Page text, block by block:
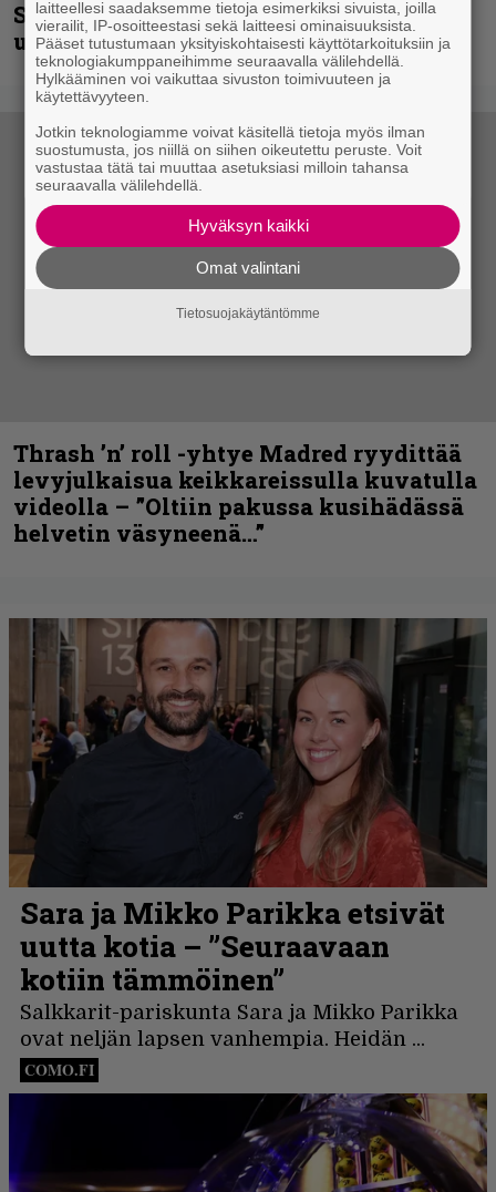
Shining hyppäsi keskelle kinoksia
uudella videollaan
Thrash ’n’ roll -yhtye Madred ryydittää
levyjulkaisua keikkareissulla kuvatulla
videolla – ”Oltiin pakussa kusihädässä
helvetin väsyneenä…”
laitteellesi saadaksemme tietoja esimerkiksi sivuista, joilla
vierailit, IP-osoitteestasi sekä laitteesi ominaisuuksista.
Pääset tutustumaan yksityiskohtaisesti käyttötarkoituksiin ja
teknologiakumppaneihimme seuraavalla välilehdellä.
Hylkääminen voi vaikuttaa sivuston toimivuuteen ja
käytettävyyteen.
Jotkin teknologiamme voivat käsitellä tietoja myös ilman
suostumusta, jos niillä on siihen oikeutettu peruste. Voit
vastustaa tätä tai muuttaa asetuksiasi milloin tahansa
seuraavalla välilehdellä.
Hyväksyn kaikki
Omat valintani
Tietosuojakäytäntömme